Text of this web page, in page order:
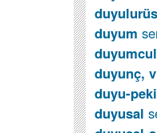
duyum
duyunç,
duyu-
duyusal